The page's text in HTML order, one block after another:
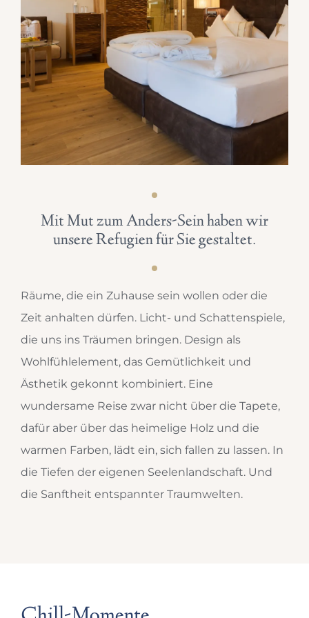
Räume, die ein Zuhause sein wollen oder die
Zeit anhalten dürfen. Licht- und Schattenspiele,
die uns ins Träumen bringen. Design als
Wohlfühlelement, das Gemütlichkeit und
Ästhetik gekonnt kombiniert. Eine
wundersame Reise zwar nicht über die Tapete,
dafür aber über das heimelige Holz und die
warmen Farben, lädt ein, sich fallen zu lassen. In
die Tiefen der eigenen Seelenlandschaft. Und
die Sanftheit entspannter Traumwelten.
Mit Mut zum Anders-Sein haben wir
unsere Refugien für Sie gestaltet.